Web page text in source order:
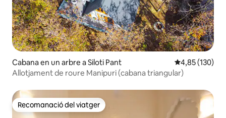
Cabana en un arbre a Siloti Pant 4,85 de
4,85 (130)
Allotjament de roure Manipuri (cabana triangular)
Recomanació del viatger
Recomanació del viatger